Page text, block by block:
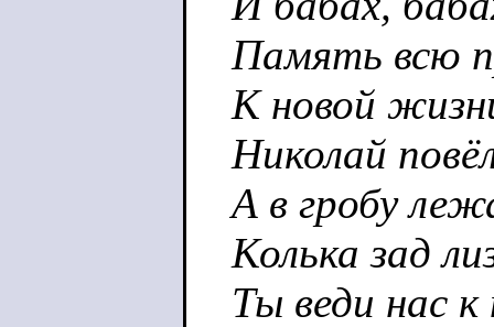
Память всю
К новой
Николай
А в гробу
Колька зад
Ты веди нас